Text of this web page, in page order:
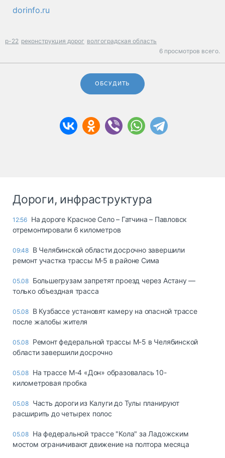
dorinfo.ru
р-22 реконструкция дорог волгоградская область
6 просмотров всего.
ОБСУДИТЬ
Дороги, инфраструктура
12:56 На дороге Красное Село – Гатчина – Павловск
отремонтировали 6 километров
09:48 В Челябинской области досрочно завершили
ремонт участка трассы М‑5 в районе Сима
05.08 Большегрузам запретят проезд через Астану —
только объездная трасса
05.08 В Кузбассе установят камеру на опасной трассе
после жалобы жителя
05.08 Ремонт федеральной трассы М-5 в Челябинской
области завершили досрочно
05.08 На трассе М-4 «Дон» образовалась 10-
километровая пробка
05.08 Часть дороги из Калуги до Тулы планируют
расширить до четырех полос
05.08 На федеральной трассе "Кола" за Ладожским
мостом ограничивают движение на полтора месяца